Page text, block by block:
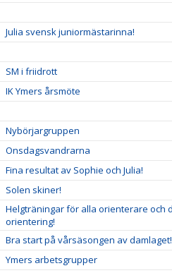
Julia svensk juniormästarinna!
SM i friidrott
IK Ymers årsmöte
Nybörjargruppen
Onsdagsvandrarna
Fina resultat av Sophie och Julia!
Solen skiner!
Helgträningar för alla orienterare och
orientering!
Bra start på vårsäsongen av damlaget!
Ymers arbetsgrupper